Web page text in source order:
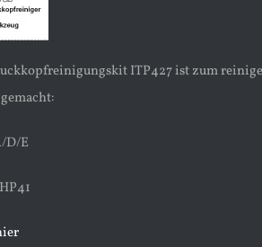
ITP427 ist zum
D/E